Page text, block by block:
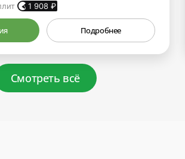
1 908₽
Подробнее
Смотреть всё